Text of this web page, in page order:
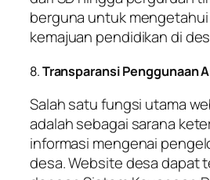
berguna untuk
kemajuan pendidikan di
8.Transparansi Penggunaan
Salah satu fungsi utama
adalah sebagai sarana
informasi mengenai
desa. Website desa dapat